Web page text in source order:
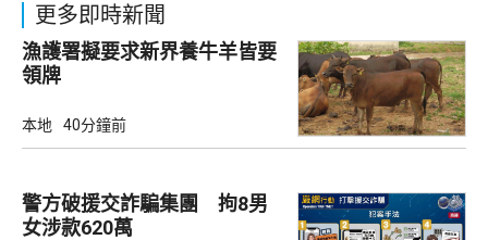
更多即時新聞
漁護署擬要求新界養牛羊皆要
領牌
本地 40分鐘前
警方破援交詐騙集團 拘8男
女涉款620萬